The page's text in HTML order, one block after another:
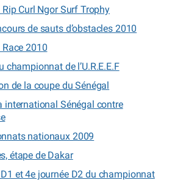
Curl Ngor Surf Trophy
de sauts d’obstacles 2010
2010
de l’U.R.E.E.F
de la coupe du Sénégal
international Sénégal contre
nationaux 2009
étape de Dakar
et 4e journée D2 du championnat